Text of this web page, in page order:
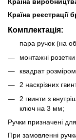
Країна
Країна реєстрації
Комплектація:
пара ручок (на
монтажні
квадрат
2 наскрізних
2 гвинти з
ключ на 3 мм;
Ручки призначені
При замовленні